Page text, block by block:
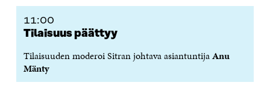
11:00
Tilaisuus päättyy
Tilaisuuden moderoi Sitran johtava asiantuntijaAnu
Mänty